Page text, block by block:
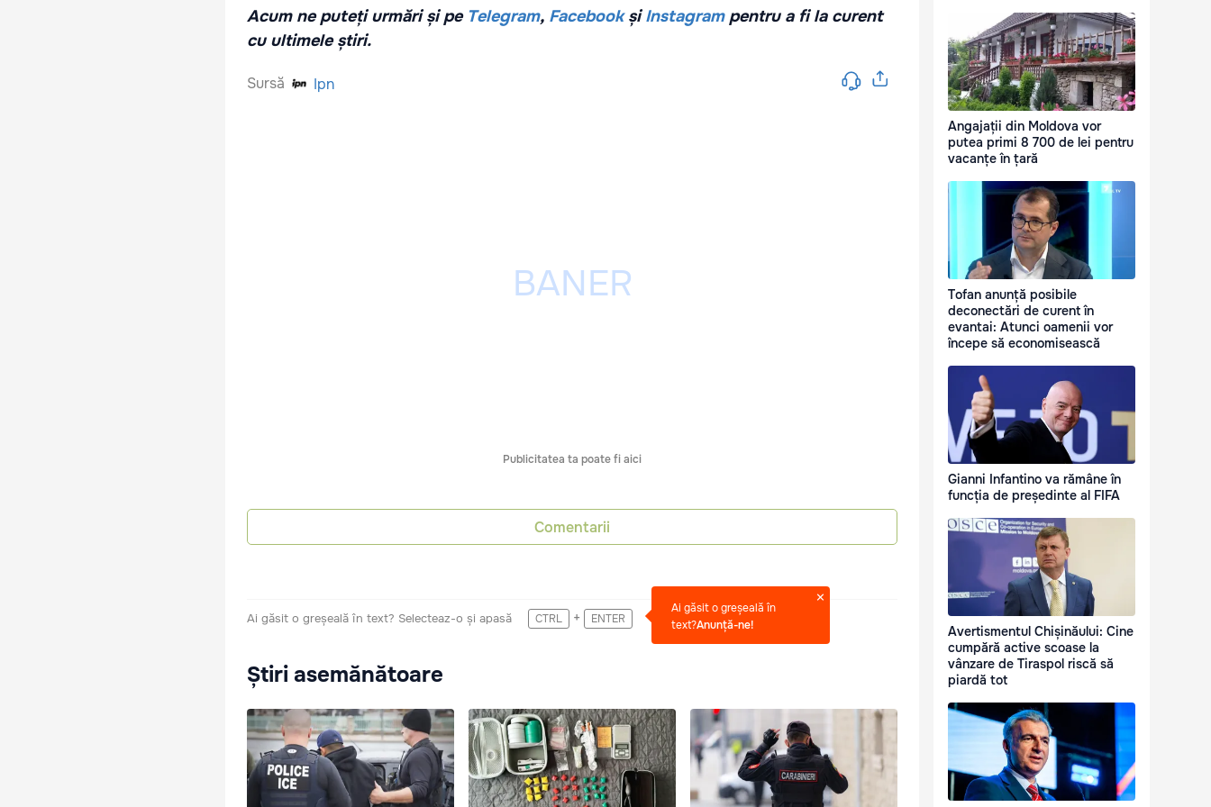
Acum ne puteți urmări și pe Telegram, Facebook șiInstagrampentru a fi la curent
cu ultimele știri.
Sursă Ipn
Publicitatea ta poate fi aici
Comentarii
Ai găsit o greșeală în text? Selecteaz-o și apasă CTRL + ENTER
Ai găsit o greșeală în
text?Anunță-ne!
Știri asemănătoare
Angajații din Moldova vor
putea primi 8 700 de lei pentru
vacanțe în țară
Tofan anunță posibile
deconectări de curent în
evantai: Atunci oamenii vor
începe să economisească
Gianni Infantino va rămâne în
funcția de președinte al FIFA
Avertismentul Chișinăului: Cine
cumpără active scoase la
vânzare de Tiraspol riscă să
piardă tot